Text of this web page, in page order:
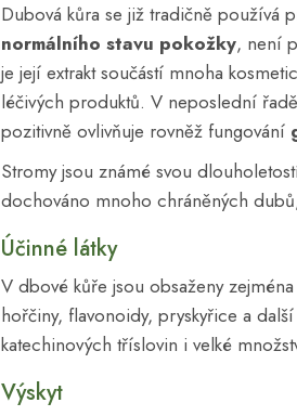
Dubová kůra se již tradičně používá
normálního stavu pokožky, není
je její extrakt součástí mnoha
léčivých produktů. V neposlední
pozitivně ovlivňuje rovněž fungování
Stromy jsou známé svou
dochováno mnoho chráněných
Účinné látky
V dbové kůře jsou obsaženy
hořčiny, flavonoidy, pryskyřice a
katechinových tříslovin i velké
Výskyt